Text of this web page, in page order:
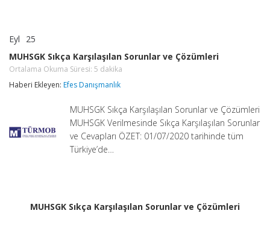
Eyl 25
Karşılaşılan
Sorunlar
Çözümleri
Okuma
Süresi:
dakika
MUHSGK Sıkça Karşılaşılan Sorunlar ve Çözümleri
Ortalama Okuma Süresi: 5 dakika
Haberi Ekleyen: Efes Danışmanlık
MUHSGK Sıkça Karşılaşılan Sorunlar ve Çözümleri
MUHSGK Verilmesinde Sıkça Karşılaşılan Sorunlar
ve Cevapları ÖZET: 01/07/2020 tarihinde tüm
Türkiye’de…
MUHSGK Sıkça Karşılaşılan Sorunlar ve Çözümleri